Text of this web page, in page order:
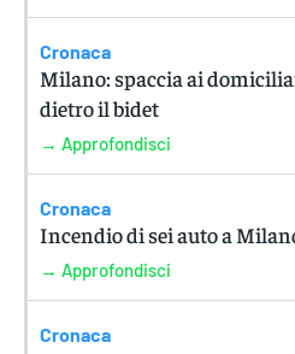
Cronaca
Milano: spaccia ai
dietro il bidet
→ Approfondisci
Cronaca
Incendio di sei auto a
→ Approfondisci
Cronaca